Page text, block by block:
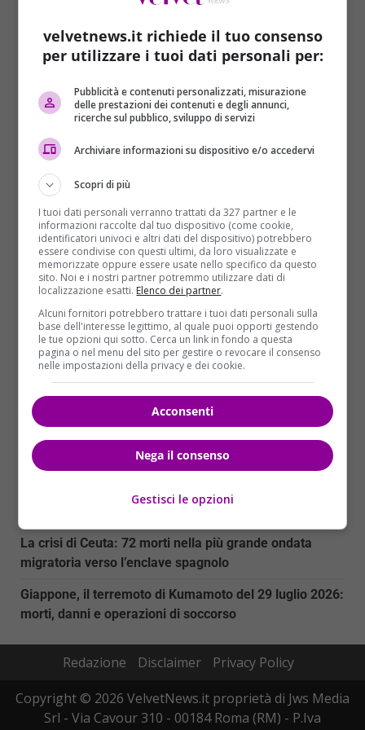
Mondo
Isola dei Famosi, fra Valerio Scanu e
Rachida scoppia la lite
Come previsto e prevedibile. A pochi giorni dall’inizio
dell’Isola dei Famosi 2015, ecco emergere le prime
incompatibilità...
ARTICOLI RECENTI
luglio 2026 nel dipartimento della Gironda
Europa in fiamme: incendi, siccità e il conto economico
dell’estate 2026
La crisi migratoria a Ceuta: 60mila attraversamenti in
La crisi di Ceuta: 72 morti nella più grande ondata
migratoria verso l’enclave spagnolo
Giappone, il terremoto di Kumamoto del 29 luglio 2026:
morti, danni e operazioni di soccorso
Redazione Disclaimer
Privacy Policy
Copyright © 2026 VelvetNews.it proprietà di Jws Media
Srl - Via Cavour 310 - 00184 Roma (RM) - P.Iva
velvetnews.it richiede il tuo consenso
per utilizzare i tuoi dati personali per:
Pubblicità e contenuti personalizzati, misurazione
delle prestazioni dei contenuti e degli annunci,
ricerche sul pubblico, sviluppo di servizi
Archiviare informazioni su dispositivo e/o accedervi
Scopri di più
I tuoi dati personali verranno trattati da 327 partner e le
informazioni raccolte dal tuo dispositivo (come cookie,
identificatori univoci e altri dati del dispositivo) potrebbero
essere condivise con questi ultimi, da loro visualizzate e
memorizzate oppure essere usate nello specifico da questo
sito. Noi e i nostri partner potremmo utilizzare dati di
localizzazione esatti. Elenco dei partner.
Alcuni fornitori potrebbero trattare i tuoi dati personali sulla
base dell'interesse legittimo, al quale puoi opporti gestendo
le tue opzioni qui sotto. Cerca un link in fondo a questa
pagina o nel menu del sito per gestire o revocare il consenso
nelle impostazioni della privacy e dei cookie.
Acconsenti
Nega il consenso
Gestisci le opzioni